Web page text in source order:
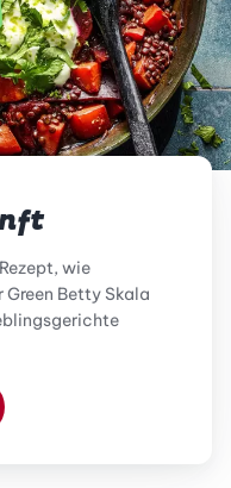
wie
Betty Skala